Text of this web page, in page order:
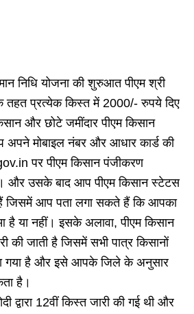
निधि योजना की शुरुआत पीएम श्री
तहत प्रत्येक किस्त में 2000/- रुपये दिए
और छोटे जमींदार पीएम किसान
मोबाइल नंबर और आधार कार्ड की
पर पीएम किसान पंजीकरण
उसके बाद आप पीएम किसान स्टेटस
आप पता लगा सकते हैं कि आपका
या नहीं। इसके अलावा, पीएम किसान
की जाती है जिसमें सभी पात्र किसानों
गया है और इसे आपके जिले के अनुसार
है।
द्वारा 12वीं किस्त जारी की गई थी और